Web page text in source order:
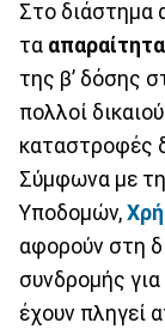
Στο διάστημα
τα
της β’ δόσης
πολλοί
καταστροφές
Σύμφωνα µε
Υποδομών,
αφορούν στη
συνδρομής
έχουν πληγεί